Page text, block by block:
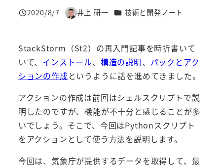
投稿日
2020/8/7
著
井上 研一 カテゴリー
技術と開発ノート
StackStorm（St2）の再入門記事を時折書いて
いて、 インストール、 構造の説明、 パックとアク
ションの作成というように話を進めてきました。
アクションの作成は前回はシェルスクリプトで説
明したのですが、機能が不十分と感じることが多
いでしょう。そこで、今回はPythonスクリプト
をアクションとして使う方法を説明します。
今回は、気象庁が提供するデータを取得して、最